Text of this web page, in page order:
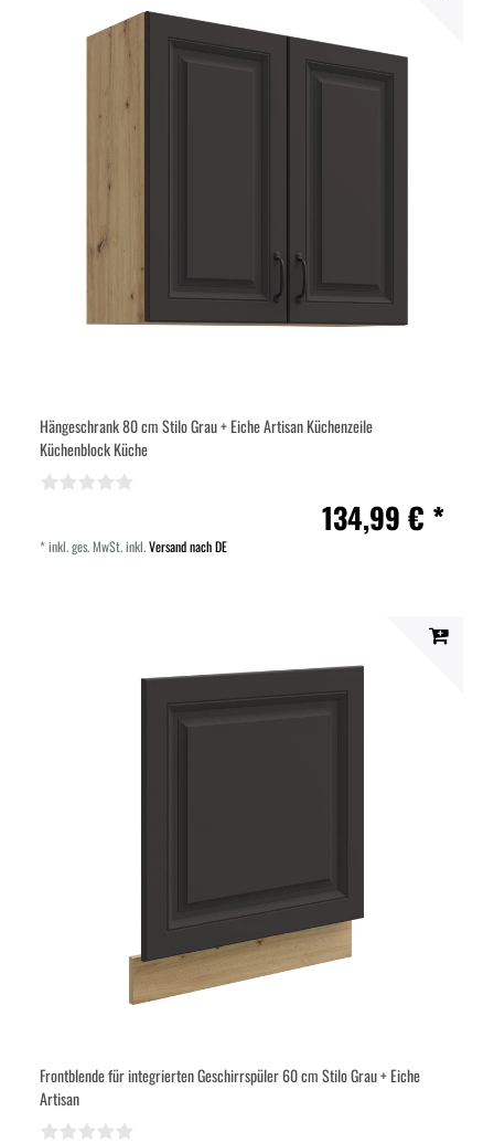
Hängeschrank 80 cm Stilo Grau + Eiche Artisan Küchenzeile
Küchenblock Küche
134,99 € *
*inkl. ges. MwSt.inkl.Versand nach DE
Frontblende für integrierten Geschirrspüler 60 cm Stilo Grau + Eiche
Artisan